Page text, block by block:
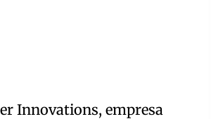
Innovations, empresa